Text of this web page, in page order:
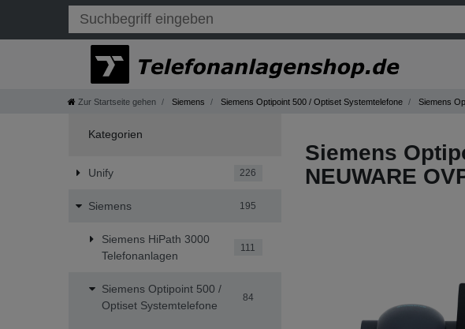
Zur Startseite gehen Siemens Siemens Optipoint 500 / Optiset Systemtelefone Siemens
Kategorien
Unify 226
Siemens 195
Siemens HiPath 3000
Telefonanlagen
111
Siemens Optipoint 500 /
Optiset Systemtelefone
84
Siemens
NEUWARE